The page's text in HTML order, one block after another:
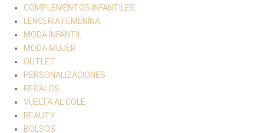
COMPLEMENTOS INFANTILES
LENCERIA FEMENINA
MODA INFANTIL
MODA MUJER
OUTLET
PERSONALIZACIONES
REGALOS
VUELTA AL COLE
BEAUTY
BOLSOS